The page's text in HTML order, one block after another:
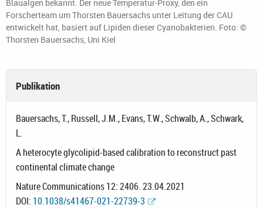
Blaualgen bekannt. Der neue Temperatur-Proxy, den ein
Forscherteam um Thorsten Bauersachs unter Leitung der CAU
entwickelt hat, basiert auf Lipiden dieser Cyanobakterien. Foto: ©
Thorsten Bauersachs, Uni Kiel
Publikation
Bauersachs, T., Russell, J.M., Evans, T.W., Schwalb, A., Schwark,
L.
A heterocyte glycolipid-based calibration to reconstruct past
continental climate change
Nature Communications 12: 2406. 23.04.2021
DOI: 10.1038/s41467-021-22739-3